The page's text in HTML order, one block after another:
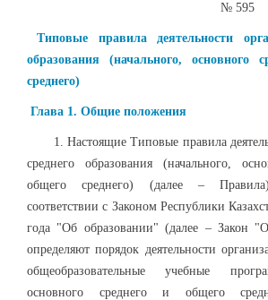
№ 595
Типовые правила деятельности
образования (начального, основного
среднего)
Глава 1. Общие положения
1. Настоящие Типовые правила
среднего образования (начального,
общего среднего) (далее –
соответствии с Законом Республики
года "Об образовании" (далее – Закон
определяют порядок деятельности
общеобразовательные учебные
основного среднего и общего